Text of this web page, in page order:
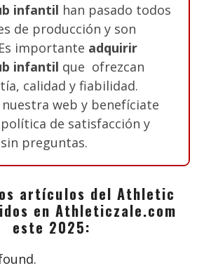
infantil han pasado todos
de producción y son
importante adquirir
infantil que ofrezcan
calidad y fiabilidad.
web y benefíciate
de satisfacción y
preguntas.
artículos del Athletic
en Athleticzale.com
este 2025: